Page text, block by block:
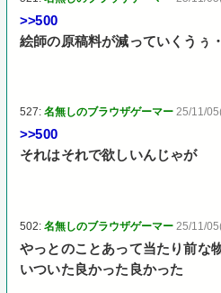
>>500
絵師の原稿料が減っていくうぅ
527:名無しのブラウザゲーマー 25/11/
>>500
それはそれで欲しいんじゃが
502:名無しのブラウザゲーマー 25/11/
やっとのことあって当たり前な
いついた良かった良かった